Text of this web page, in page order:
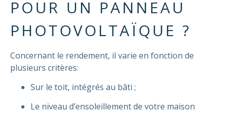
POUR UN PANNEAU
PHOTOVOLTAÏQUE ?
Concernant le rendement, il varie en fonction de
plusieurs critères:
Sur le toit, intégrés au bâti ;
Le niveau d’ensoleillement de votre maison